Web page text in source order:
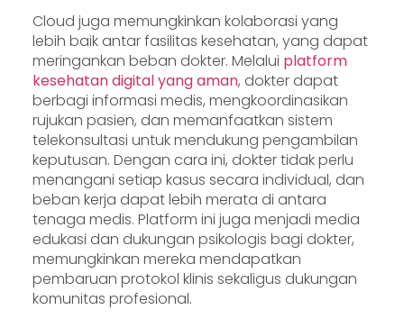
Cloud juga memungkinkan kolaborasi yang
lebih baik antar fasilitas kesehatan, yang dapat
meringankan beban dokter. Melalui platform
kesehatan digital yang aman, dokter dapat
berbagi informasi medis, mengkoordinasikan
rujukan pasien, dan memanfaatkan sistem
telekonsultasi untuk mendukung pengambilan
keputusan. Dengan cara ini, dokter tidak perlu
menangani setiap kasus secara individual, dan
beban kerja dapat lebih merata di antara
tenaga medis. Platform ini juga menjadi media
edukasi dan dukungan psikologis bagi dokter,
memungkinkan mereka mendapatkan
pembaruan protokol klinis sekaligus dukungan
komunitas profesional.